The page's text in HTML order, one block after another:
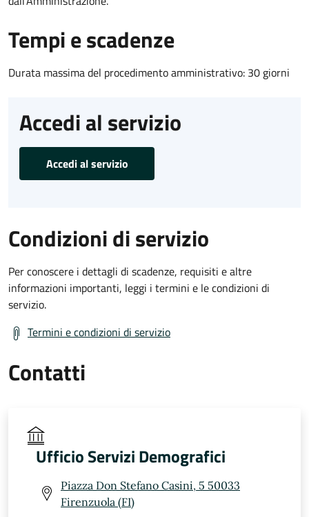
Tempi e scadenze
Durata massima del procedimento amministrativo: 30 giorni
Accedi al servizio
Accedi al servizio
Condizioni di servizio
Per conoscere i dettagli di scadenze, requisiti e altre
informazioni importanti, leggi i termini e le condizioni di
servizio.
Termini e condizioni di servizio
Contatti
Ufficio Servizi Demografici
Piazza Don Stefano Casini, 5 50033
Firenzuola (FI)